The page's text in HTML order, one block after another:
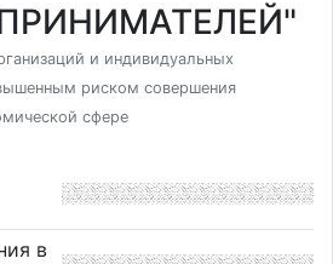
и индивидуальных
риском совершения
сфере
в